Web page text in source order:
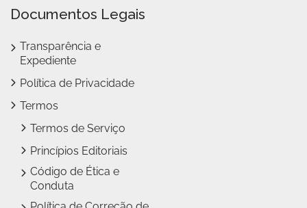
Documentos Legais
Transparência e
Expediente
Política de Privacidade
Termos
Termos de Serviço
Princípios Editoriais
Código de Ética e
Conduta